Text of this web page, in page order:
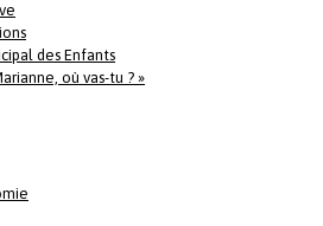
des Enfants
où vas-tu ? »